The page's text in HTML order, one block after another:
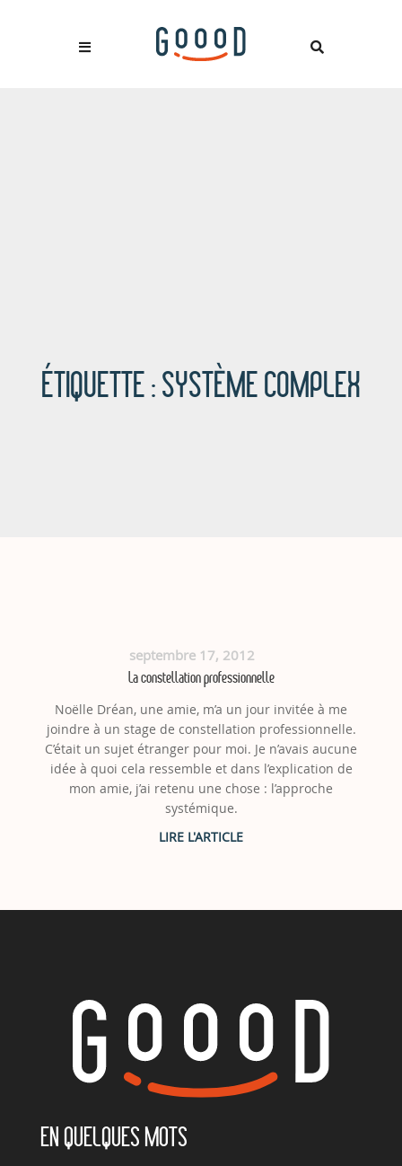
ÉTIQUETTE :SYSTÈME COMPLEX
septembre 17, 2012
La constellation professionnelle
Noëlle Dréan, une amie, m’a un jour invitée à me
joindre à un stage de constellation professionnelle.
C’était un sujet étranger pour moi. Je n’avais aucune
idée à quoi cela ressemble et dans l’explication de
mon amie, j’ai retenu une chose : l’approche
systémique.
EN QUELQUES MOTS